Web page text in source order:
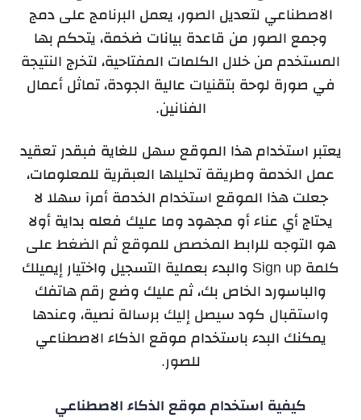
الاصطناعي لتعديل الصور، يعمل البرنامج على دمج
وجمع الصور من قاعدة بيانات ضخمة، يتحكم بها
المستخدم من خلال الكلمات المفتاحية، لتخرج النتيجة
في صورة لوحة بتقنيات عالية الجودة، تماثل أعمال
الفنانين.
يعتبر استخدام هذا الموقع سهل للغاية فبقدر تعقيد
عمل الخدمة وطريقة تحليلها العبقرية للمعلومات،
جعلت هذا الموقع استخدام الخدمة أمرآ سهلا لا
يحتاج أي عناء أو مجهود وما عليك فعله بداية أولا
هو التوجه للرابط المخصص للموقع ثم الضغط على
كلمة Sign up والبدء بعملية التسجيل واختيار إيميلك
والباسورد الخاص بك، ثم عليك وضع رقم هاتفك
واستقبال كود سيصل إليك برسالة نصية، وعندها
يمكنك البدء باستخدام موقع الذكاء الاصطناعي
للصور.
كيفية استخدام موقع الذكاء الاصطناعي